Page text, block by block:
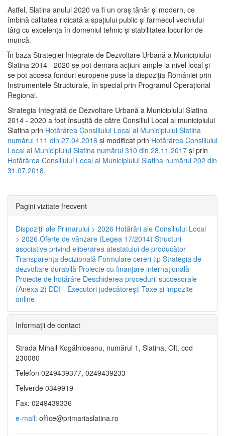
Astfel, Slatina anului 2020 va fi un oraş tânăr şi modern, ce
îmbină calitatea ridicată a spaţiului public şi farmecul vechiului
târg cu excelenţa în domeniul tehnic şi stabilitatea locurilor de
muncă.
În baza Strategiei Integrate de Dezvoltare Urbană a Municipiului
Slatina 2014 - 2020 se pot demara acţiuni ample la nivel local şi
se pot accesa fonduri europene puse la dispoziţia României prin
Instrumentele Structurale, în special prin Programul Operațional
Regional.
Strategia Integrată de Dezvoltare Urbană a Municipiului Slatina
2014 - 2020 a fost însuşită de către Consiliul Local al municipiului
Slatina prin Hotărârea Consiliului Local al Municipiului Slatina
numărul 111 din 27.04.2016 și modificat prin Hotărârea Consiliului
Local al Municipiului Slatina numărul 310 din 28.11.2017 și prin
Hotărârea Consiliului Local al Municipiului Slatina numărul 202 din
31.07.2018.
Pagini vizitate frecvent
Dispoziţii ale Primarului > 2026 Hotărâri ale Consiliului Local
> 2026 Oferte de vânzare (Legea 17/2014) Structuri
asociative privind eliberarea atestatului de producător
Transparenţa decizională Formulare cereri tip Strategia de
dezvoltare durabilă Proiecte cu finanţare internaţională
Proiecte de hotărâre Deschiderea procedurii succesorale
(Anexa 2) DDI - Executori judecătorești Taxe şi impozite
online
Informaţii de contact
Strada Mihail Kogălniceanu, numărul 1, Slatina, Olt, cod
230080
Telefon 0249439377, 0249439233
Telverde 0349919
Fax: 0249439336
e-mail: office@primariaslatina.ro